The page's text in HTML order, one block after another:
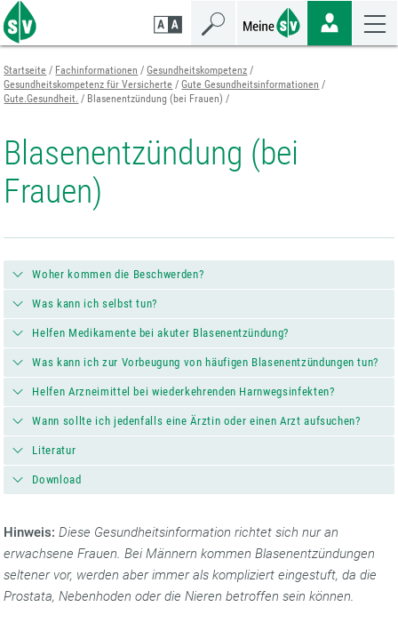
Zum
Seiteninhalt
springen
Zur
Navigation
springen
Zur
Mobilen
Navigation
springen
Startseite Fachinformationen
Gesundheitskompetenz
Gesundheitskompetenz für Versicherte
Gute Gesundheitsinformationen
Gute.Gesundheit.
Blasenentzündung (bei Frauen)
Blasenentzündung (bei
Frauen)
Woher kommen die Beschwerden?
Was kann ich selbst tun?
Helfen Medikamente bei akuter Blasenentzündung?
Was kann ich zur Vorbeugung von häufigen Blasenentzündungen tun?
Helfen Arzneimittel bei wiederkehrenden Harnwegsinfekten?
Wann sollte ich jedenfalls eine Ärztin oder einen Arzt aufsuchen?
Literatur
Download
Hinweis: Diese Gesundheitsinformation richtet sich nur an
erwachsene Frauen. Bei Männern kommen Blasenentzündungen
seltener vor, werden aber immer als kompliziert eingestuft, da die
Prostata, Nebenhoden oder die Nieren betroffen sein können.